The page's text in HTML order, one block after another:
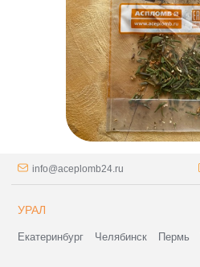
info@aceplomb24.ru
УРАЛ
Екатеринбург Челябинск Пермь